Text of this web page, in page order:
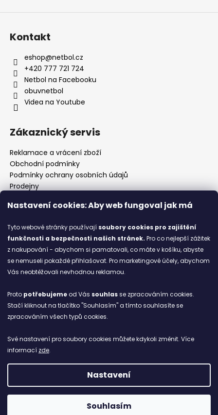
Nastavení cookies: Aby web fungoval jak má
Tyto webové stránky používají soubory cookies pro zajištění
funkčnosti a bezpečnosti našich stránek. Pro co nejlepší zážitek
z nakupování - abychom si pamatovali, co máte v košíku, abyste
se nemuseli pokaždé přihlašovat. Pro marketingové účely, abychom
Vás neobtěžovali nevhodnou reklamou.
Proto potřebujemeod Vás souhlasse zpracováním cookies.
Stačí kliknout na tlačítko "Souhlasím" a tímto souhlasíte se
zpracováním všech typů cookies.
Své nastavení pro soubory cookies můžete kdykoli změnit. Více
informací zde.
Nastavení
Souhlasím
Kontakt
eshop@netbol.cz
+420 777 721 724
Netbol na Facebooku
obuvnetbol
Videa na Youtube
Zákaznický servis
Reklamace a vrácení zboží
Obchodní podmínky
Podmínky ochrany osobních údajů
Prodejny
Značky
Blog
Ze starých bot staronové
ARCHIV
Facebook
Copyright 2026NETBOL. Všechna práva vyhrazena.